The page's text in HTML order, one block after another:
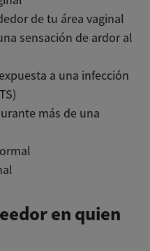
de tu área vaginal
sensación de ardor al
a una infección
más de una
en quien